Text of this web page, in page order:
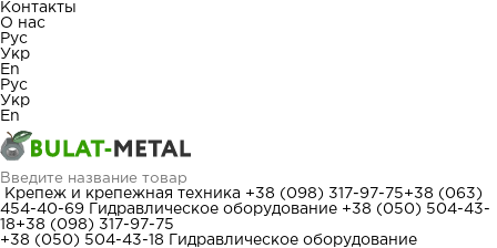
Контакты
О нас
Рус
Укр
En
Рус
Укр
En
Крепеж и крепежная техника +38 (098) 317-97-75+38 (063)
454-40-69
Гидравлическое оборудование +38 (050) 504-43-
18+38 (098) 317-97-75
+38 (050) 504-43-18
Гидравлическое оборудование